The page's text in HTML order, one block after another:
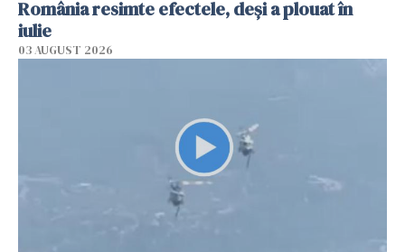
România resimte efectele, deși a plouat în
iulie
03 AUGUST 2026